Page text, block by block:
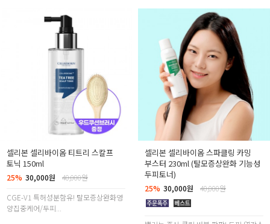
셀리본 셀리바이옴 티트리 스칼프
토닉 150ml
25% 30,000원
40,000원
CGE-V1 특허성분함유! 탈모증상완화영
양집중케어/두피...
셀리본 셀리바이옴 스파클링 카밍
부스터 230ml (탈모증상완화 기능성
두피토너)
25% 30,000원 40,000원